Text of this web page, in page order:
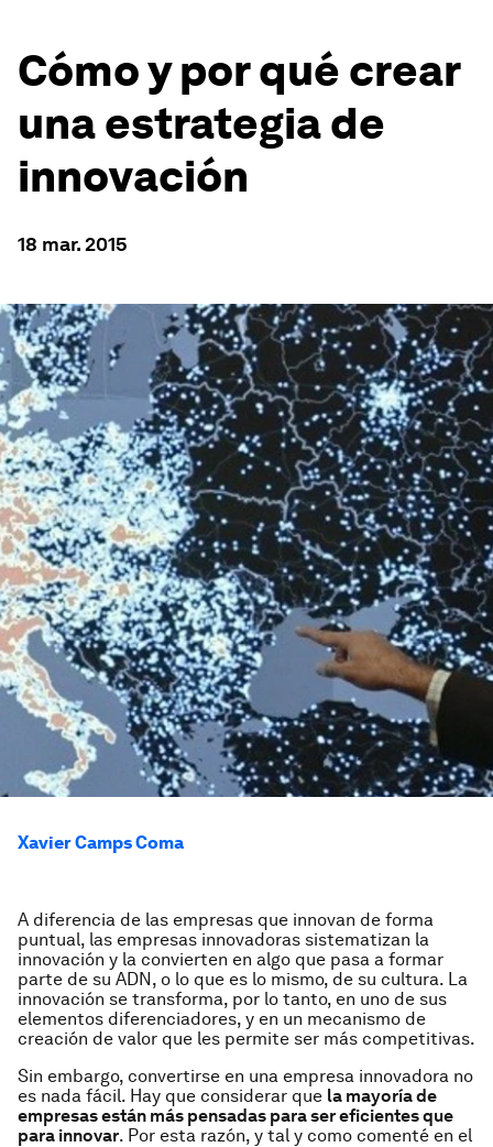
Cómo y por qué crear
una estrategia de
innovación
18 mar. 2015
Xavier Camps Coma
A diferencia de las empresas que innovan de forma
puntual, las empresas innovadoras sistematizan la
innovación y la convierten en algo que pasa a formar
parte de su ADN, o lo que es lo mismo, de su cultura. La
innovación se transforma, por lo tanto, en uno de sus
elementos diferenciadores, y en un mecanismo de
creación de valor que les permite ser más competitivas.
Sin embargo, convertirse en una empresa innovadora no
es nada fácil. Hay que considerar que la mayoría de
empresas están más pensadas para ser eficientes que
para innovar. Por esta razón, y tal y como comenté en el